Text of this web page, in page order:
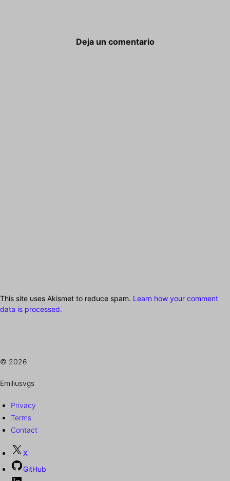
Deja un comentario
This site uses Akismet to reduce spam. Learn how your comment
data is processed.
© 2026
Emiliusvgs
Privacy
Terms
Contact
X
GitHub